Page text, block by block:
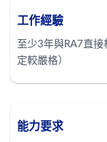
工作經驗
至少3年與RA7直
定較嚴格）
能力要求